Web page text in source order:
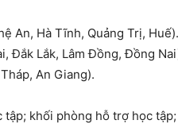
An, Hà Tĩnh, Quảng Trị,
Đắk Lắk, Lâm Đồng, Đồng
An Giang).
khối phòng hỗ trợ học